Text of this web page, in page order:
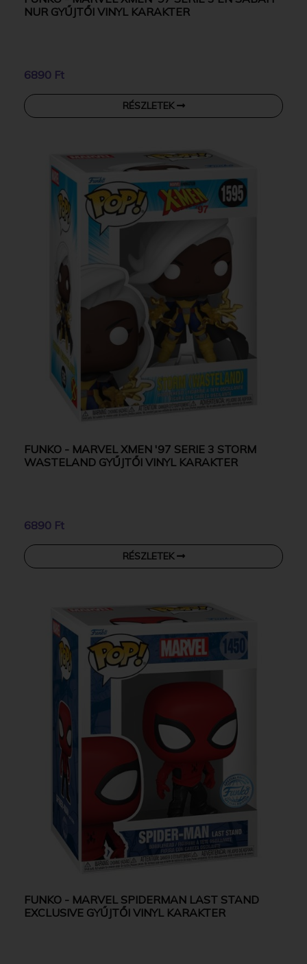
NUR GYŰJTŐI VINYL KARAKTER
6890 Ft
RÉSZLETEK
FUNKO - MARVEL XMEN '97 SERIE 3 STORM
WASTELAND GYŰJTŐI VINYL KARAKTER
6890 Ft
RÉSZLETEK
FUNKO - MARVEL SPIDERMAN LAST STAND
EXCLUSIVE GYŰJTŐI VINYL KARAKTER